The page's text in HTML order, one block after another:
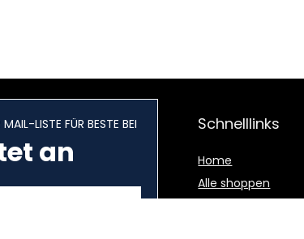
MAIL-LISTE FÜR BESTE BEI
an
Schnelllinks
Home
Alle shoppen